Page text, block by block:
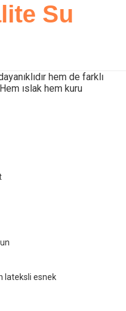
Su
hem de farklı
ıslak hem kuru
lateksli esnek